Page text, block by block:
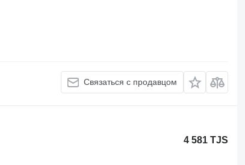
Связаться с продавцом
4 581 TJS